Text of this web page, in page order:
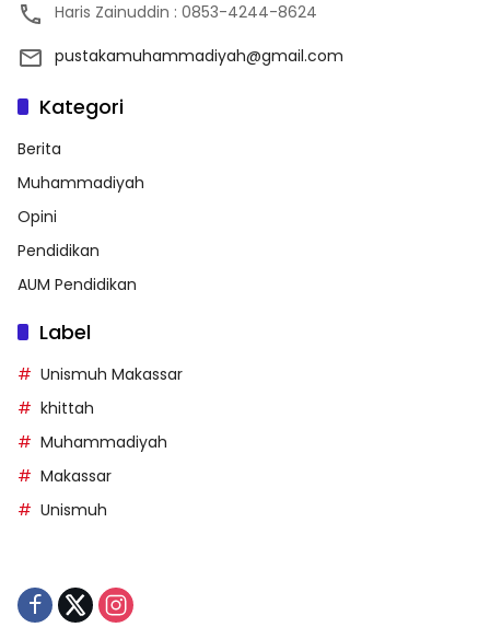
Haris Zainuddin : 0853-4244-8624
pustakamuhammadiyah@gmail.com
Kategori
Berita
Muhammadiyah
Opini
Pendidikan
AUM Pendidikan
Label
Unismuh Makassar
khittah
Muhammadiyah
Makassar
Unismuh